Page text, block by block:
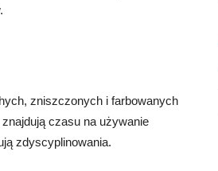
zniszczonych i farbowanych
czasu na używanie
zdyscyplinowania.